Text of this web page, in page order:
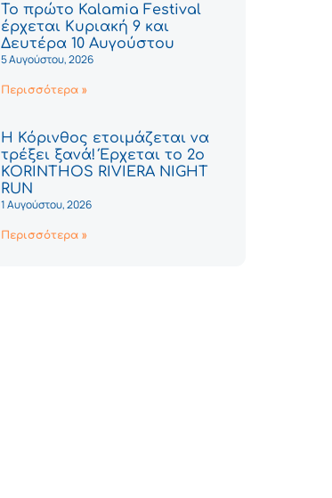
Το πρώτο Kalamia Festival
έρχεται Κυριακή 9 και
Δευτέρα 10 Αυγούστου
5 Αυγούστου, 2026
Περισσότερα »
Η Κόρινθος ετοιμάζεται να
τρέξει ξανά! Έρχεται το 2ο
KORINTHOS RIVIERA NIGHT
RUN
1 Αυγούστου, 2026
Περισσότερα »